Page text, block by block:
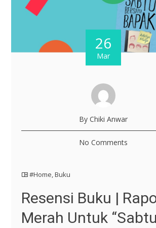
26
Mar
By Chiki Anwar
No Comments
#Home,Buku
Resensi Buku |
Merah Untuk “Sabtu